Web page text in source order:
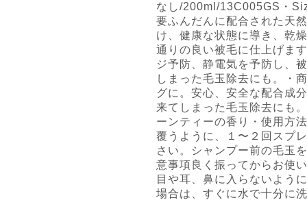
なし/200ml/13C005GS・
要ふんだんに配合された天
け、健康な状態に導き、乾
通りの良い被毛に仕上げま
ジ予防、静電気を予防し、
しまった毛玉除去にも。・
グに。安心、安全な配合成
来てしまった毛玉除去にも
ーンティーの香り・使用方
覆うように、１〜２回スプ
さい。シャンプー前の毛玉
意事項良く振ってからお使
目や耳、鼻に入らないよう
場合は、すぐに水で十分に